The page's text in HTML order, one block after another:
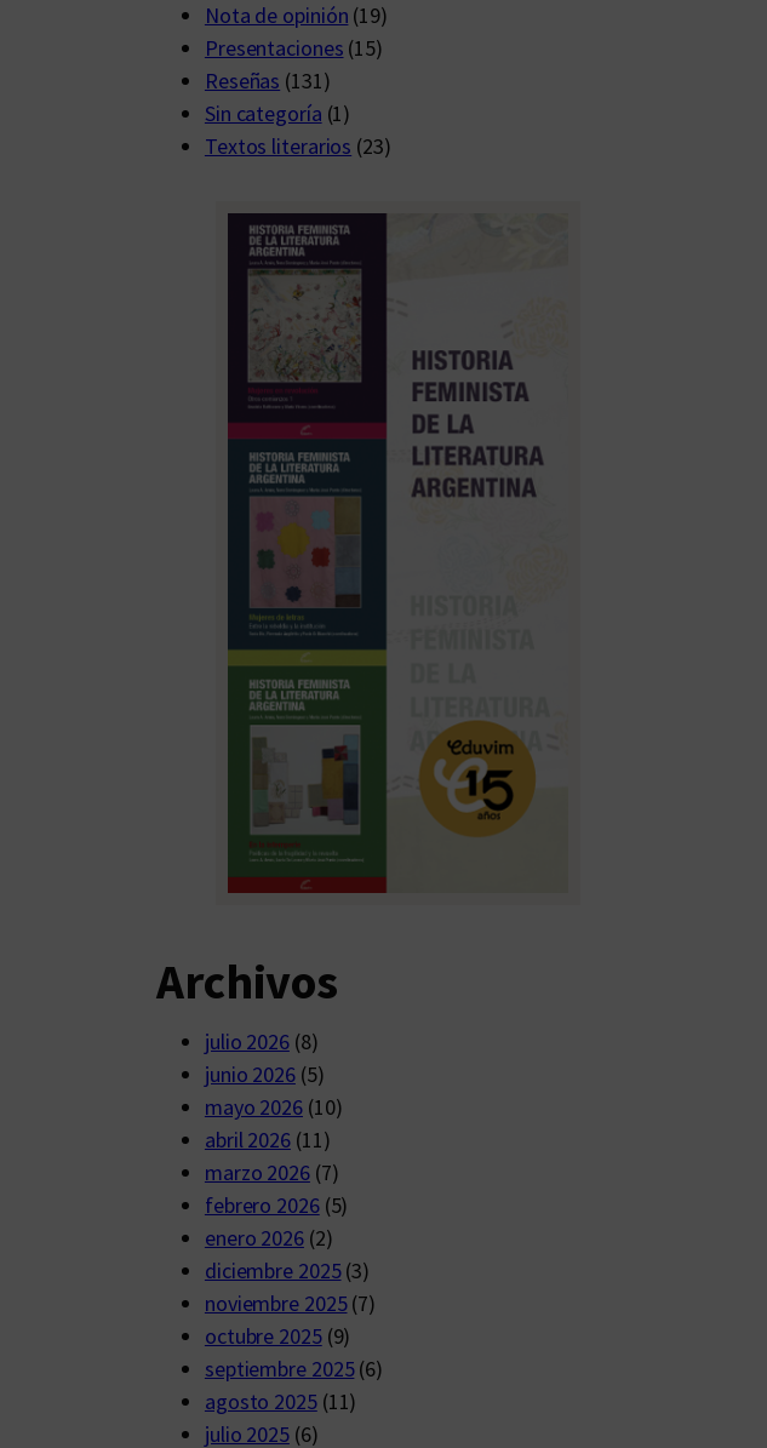
Nota de opinión (19)
Presentaciones (15)
Reseñas (131)
Sin categoría (1)
Textos literarios (23)
Archivos
julio 2026(8)
junio 2026(5)
mayo 2026 (10)
abril 2026(11)
marzo 2026(7)
febrero 2026(5)
enero 2026(2)
diciembre 2025(3)
noviembre 2025(7)
octubre 2025(9)
septiembre 2025(6)
agosto 2025(11)
julio 2025(6)